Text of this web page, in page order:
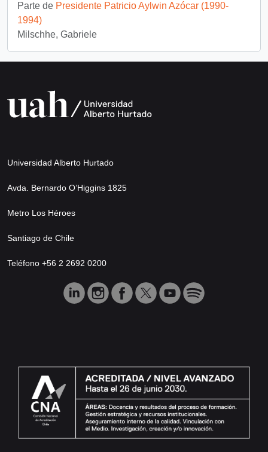
Parte de Presidente Patricio Aylwin Azócar (1990-
1994)
Milschhe, Gabriele
Universidad Alberto Hurtado
Avda. Bernardo O’Higgins 1825
Metro Los Héroes
Santiago de Chile
Teléfono +56 2 2692 0200